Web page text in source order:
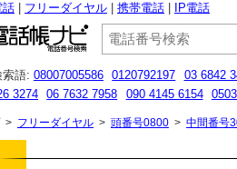
話 フリーダイヤル 携帯電話 IP電話
語: 08007005586 0120792197 03 6842
3274
06 7632 7958 090 4145 6154
> フリーダイヤル > 頭番号0800 > 中間番号